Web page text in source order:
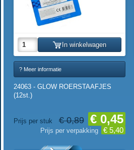
In winkelwagen
? Meer informatie
24063 - GLOW ROERSTAAFJES
(12st.)
Prijs per stuk € 0,89 € 0,45
Prijs per verpakking € 5,40